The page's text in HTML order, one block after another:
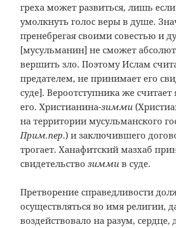
греха может развиться, лишь если
умолкнуть голос веры в душе.
пренебрегая своими совестью и
[мусульманин] не сможет
вершить зло. Поэтому Ислам
предателем, не принимает его
суде]. Вероотступника же
его. Христианина-зимми
на территории мусульманского
Прим.пер.) и заключившего
трогает. Ханафитский мазхаб
свидетельствозимми в суде.
Претворение справедливости
осуществляться во имя религии,
воздействовало на разум,